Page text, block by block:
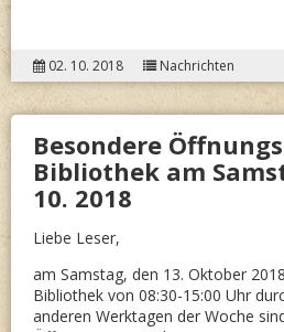
02. 10. 2018 Nachrichten
Besondere
Bibliothek am
10. 2018
Liebe Leser,
am Samstag, den 13. Oktober
Bibliothek von 08:30-15:00 Uhr
anderen Werktagen der Woche